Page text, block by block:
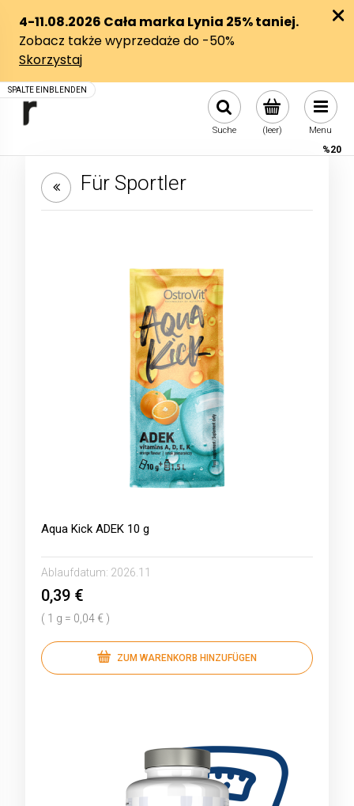
(leer)
Suche Menu
%20
Für Sportler
Aqua Kick ADEK 10 g
Ablaufdatum: 2026.11
0,39 €
( 1 g = 0,04 € )
ZUM WARENKORB HINZUFÜGEN